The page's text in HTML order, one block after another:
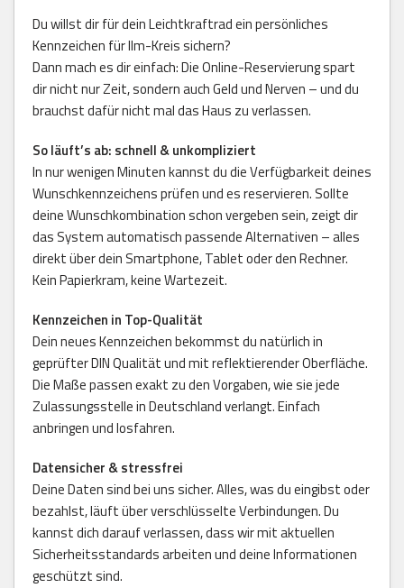
Du willst dir für dein Leichtkraftrad ein persönliches
Kennzeichen für Ilm-Kreis sichern?
Dann mach es dir einfach: Die Online-Reservierung spart
dir nicht nur Zeit, sondern auch Geld und Nerven – und du
brauchst dafür nicht mal das Haus zu verlassen.
So läuft’s ab: schnell & unkompliziert
In nur wenigen Minuten kannst du die Verfügbarkeit deines
Wunschkennzeichens prüfen und es reservieren. Sollte
deine Wunschkombination schon vergeben sein, zeigt dir
das System automatisch passende Alternativen – alles
direkt über dein Smartphone, Tablet oder den Rechner.
Kein Papierkram, keine Wartezeit.
Kennzeichen in Top-Qualität
Dein neues Kennzeichen bekommst du natürlich in
geprüfter DIN Qualität und mit reflektierender Oberfläche.
Die Maße passen exakt zu den Vorgaben, wie sie jede
Zulassungsstelle in Deutschland verlangt. Einfach
anbringen und losfahren.
Datensicher & stressfrei
Deine Daten sind bei uns sicher. Alles, was du eingibst oder
bezahlst, läuft über verschlüsselte Verbindungen. Du
kannst dich darauf verlassen, dass wir mit aktuellen
Sicherheitsstandards arbeiten und deine Informationen
geschützt sind.